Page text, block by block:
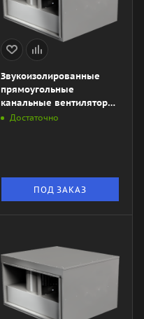
Звукоизолированные
прямоугольные
канальные вентиляторы
ZKSA 600х300-4L1
Достаточно
ПОД ЗАКАЗ